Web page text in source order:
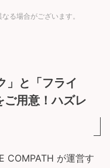
る場合がございます。
」と「フライ
用意！ハズレ
COMPATH が運営す